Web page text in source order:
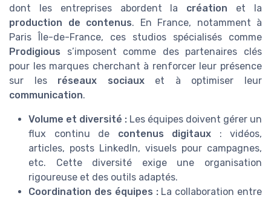
dont les entreprises abordent la création et la
production de contenus. En France, notamment à
Paris Île-de-France, ces studios spécialisés comme
Prodigious s’imposent comme des partenaires clés
pour les marques cherchant à renforcer leur présence
sur les réseaux sociauxet à optimiser leur
communication.
Volume et diversité : Les équipes doivent gérer un
flux continu de contenus digitaux : vidéos,
articles, posts LinkedIn, visuels pour campagnes,
etc. Cette diversité exige une organisation
rigoureuse et des outils adaptés.
Coordination des équipes :La collaboration entre